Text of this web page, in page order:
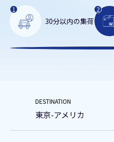
30分以内の集荷
DESTINATION
東京-アメリカ